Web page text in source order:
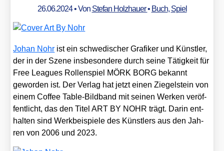
26.06.2024• Von Stefan Holzhauer• Buch, Spiel
Johan Nohr ist ein schwe­di­scher Gra­fi­ker und Künst­ler,
der in der Sze­ne ins­be­son­de­re durch sei­ne Tätig­keit für
Free Leagues Rol­len­spiel MÖRK BORG bekannt
gewor­den ist. Der Ver­lag hat jetzt einen Zie­gel­stein von
einem Cof­fee Table-Bild­band mit sei­nen Wer­ken ver­öf­
fent­licht, das den Titel ART BY NOHR trägt. Dar­in ent­
hal­ten sind Werk­bei­spie­le des Künst­lers aus den Jah­
ren von 2006 und 2023.